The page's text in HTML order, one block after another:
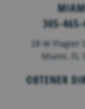
305-
28 W Flagler
Miami, FL
OBTENER